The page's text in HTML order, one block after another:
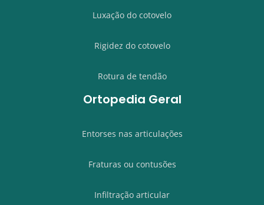
Luxação do cotovelo
Rigidez do cotovelo
Rotura de tendão
Ortopedia Geral
Entorses nas articulações
Fraturas ou contusões
Infiltração articular